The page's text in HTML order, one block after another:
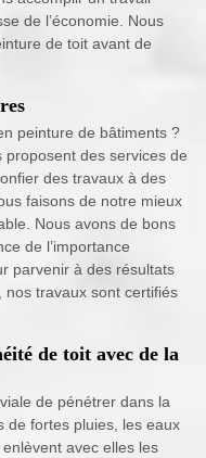
de l’économie. Nous
de toit avant de
peinture de bâtiments ?
des services de
des travaux à des
faisons de notre mieux
Nous avons de bons
de l’importance
parvenir à des résultats
nos travaux sont certifiés
de toit avec de la
de pénétrer dans la
de fortes pluies, les eaux
avec elles les